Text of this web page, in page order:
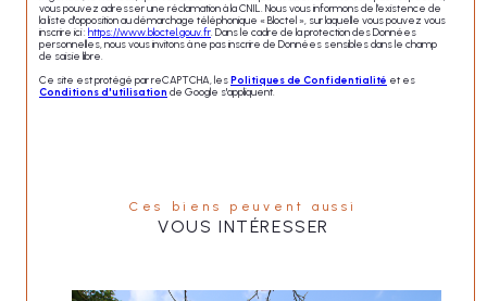
vous pouvez adresser une réclamation à la CNIL. Nous vous informons de l’existence de
la liste d'opposition au démarchage téléphonique « Bloctel », sur laquelle vous pouvez vous
inscrire ici : https://www.bloctel.gouv.fr . Dans le cadre de la protection des Données
personnelles, nous vous invitons à ne pas inscrire de Données sensibles dans le champ
de saisie libre.
Ce site est protégé par reCAPTCHA, lesPolitiques de Confidentialité et es
Conditions d'utilisation de Google s'appliquent.
Ces biens peuvent aussi
VOUS INTÉRESSER